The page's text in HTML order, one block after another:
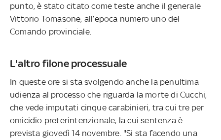
punto, è stato citato come teste anche il generale
Vittorio Tomasone, all’epoca numero uno del
Comando provinciale.
L'altro filone processuale
In queste ore si sta svolgendo anche la penultima
udienza al processo che riguarda la morte di Cucchi,
che vede imputati cinque carabinieri, tra cui tre per
omicidio preterintenzionale, la cui sentenza è
prevista giovedì 14 novembre. "Si sta facendo una